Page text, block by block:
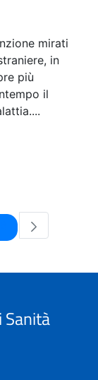
mirati
in
più
il
Use TAB to
Pagina